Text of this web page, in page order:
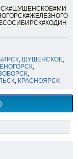
, ШУШЕНСКОЕ,
,
,
, КРАСНОЯРСК